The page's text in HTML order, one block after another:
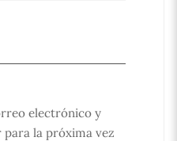
electrónico y
para la próxima vez